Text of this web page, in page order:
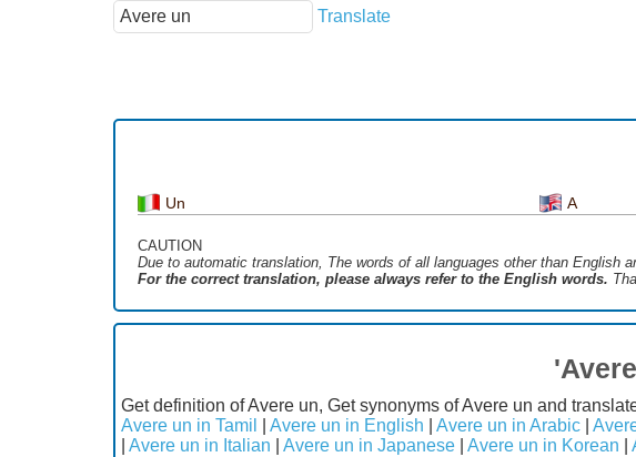
Translate
Un A
CAUTION
Due to automatic translation, The words of all languages ​​other than English
For the correct translation, please always refer to the English words.
Get definition of Avere un, Get synonyms of Avere un and
Avere un in Tamil
Avere un in English Avere un in Arabic
Avere un in Italian Avere un in Japanese Avere un in Korean